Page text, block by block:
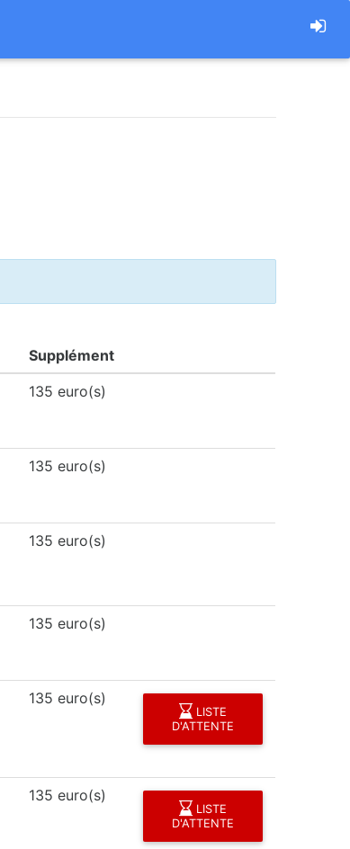
Supplément
135 euro(s)
135 euro(s)
135 euro(s)
135 euro(s)
135 euro(s)
LISTE
D'ATTENTE
135 euro(s)
LISTE
D'ATTENTE